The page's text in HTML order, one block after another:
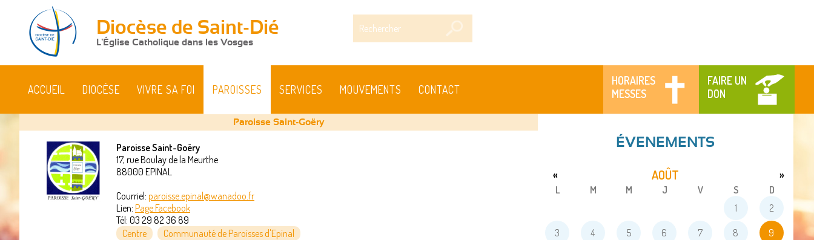
Diocèse de Saint-Dié
L'Église Catholique dans les Vosges
HORAIRES
MESSES
FAIRE UN
DON
ACCUEIL DIOCÈSE VIVRE SA FOI PAROISSES SERVICES MOUVEMENTS CONTACT
Vous
êtes
Paroisse Saint-Goëry
Paroisse Saint-Goëry
17, rue Boulay de la Meurthe
88000 EPINAL
Courriel: paroisse.epinal@wanadoo.fr
Lien: Page Facebook
Tél: 03 29 82 36 89
Centre
Communauté de Paroisses d'Epinal
ÉVENEMENTS
AOÛT
« »
L M M J V S
D
1
2
3 4 5 6 7 8 9